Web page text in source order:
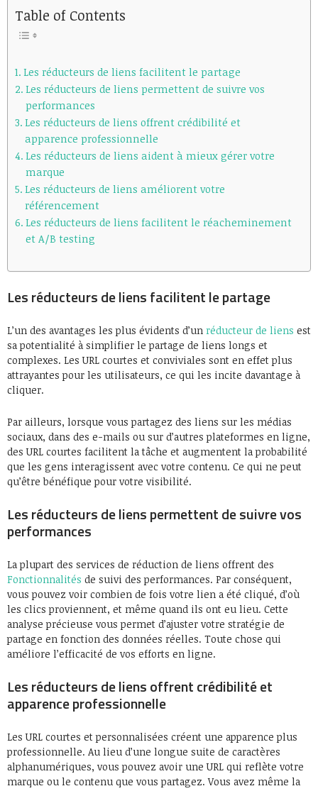
Table of Contents
Les réducteurs de liens facilitent le partage
Les réducteurs de liens permettent de suivre vos
performances
Les réducteurs de liens offrent crédibilité et
apparence professionnelle
Les réducteurs de liens aident à mieux gérer votre
marque
Les réducteurs de liens améliorent votre
référencement
Les réducteurs de liens facilitent le réacheminement
et A/B testing
Les réducteurs de liens facilitent le partage
L’un des avantages les plus évidents d’un réducteur de liens est
sa potentialité à simplifier le partage de liens longs et
complexes. Les URL courtes et conviviales sont en effet plus
attrayantes pour les utilisateurs, ce qui les incite davantage à
cliquer.
Par ailleurs, lorsque vous partagez des liens sur les médias
sociaux, dans des e-mails ou sur d’autres plateformes en ligne,
des URL courtes facilitent la tâche et augmentent la probabilité
que les gens interagissent avec votre contenu. Ce qui ne peut
qu’être bénéfique pour votre visibilité.
Les réducteurs de liens permettent de suivre vos
performances
La plupart des services de réduction de liens offrent des
Fonctionnalités de suivi des performances. Par conséquent,
vous pouvez voir combien de fois votre lien a été cliqué, d’où
les clics proviennent, et même quand ils ont eu lieu. Cette
analyse précieuse vous permet d’ajuster votre stratégie de
partage en fonction des données réelles. Toute chose qui
améliore l’efficacité de vos efforts en ligne.
Les réducteurs de liens offrent crédibilité et
apparence professionnelle
Les URL courtes et personnalisées créent une apparence plus
professionnelle. Au lieu d’une longue suite de caractères
alphanumériques, vous pouvez avoir une URL qui reflète votre
marque ou le contenu que vous partagez. Vous avez même la